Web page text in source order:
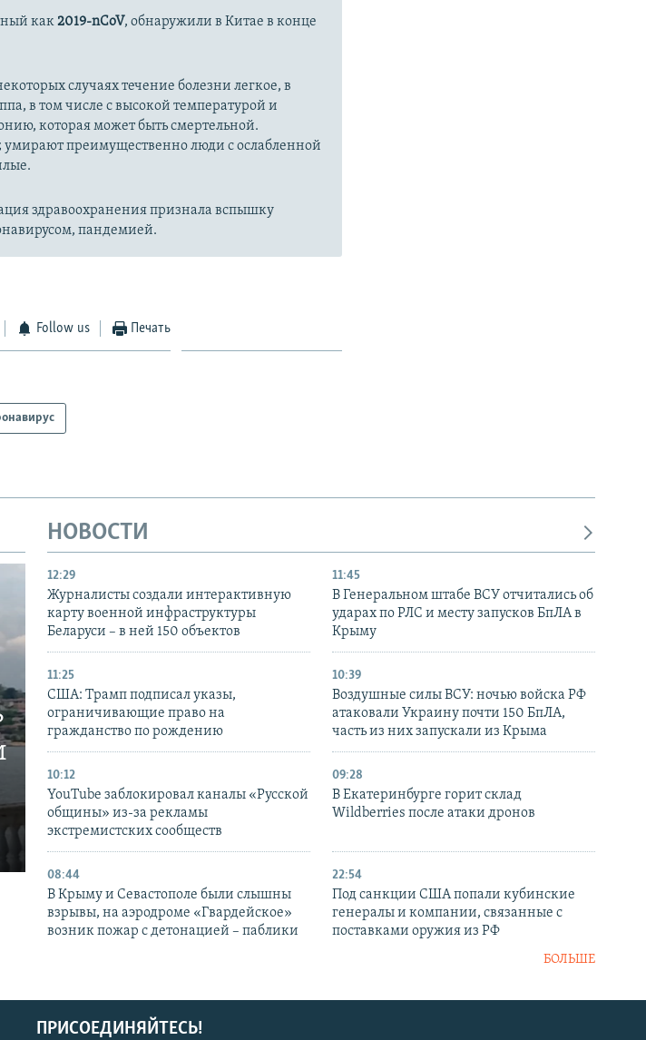
как2019-nCoV, обнаружили в Китае в конце
случаях течение болезни легкое, в
в том числе с высокой температурой и
которая может быть смертельной.
умирают преимущественно люди с ослабленной
здравоохранения признала вспышку
пандемией.
Follow us Печать
НОВОСТИ
12:29
Журналисты создали интерактивную
карту военной инфраструктуры
Беларуси – в ней 150 объектов
11:45
В Генеральном штабе ВСУ отчитались об
ударах по РЛС и месту запусков БпЛА в
Крыму
11:25
США: Трамп подписал указы,
ограничивающие право на
гражданство по рождению
10:39
Воздушные силы ВСУ: ночью войска РФ
атаковали Украину почти 150 БпЛА,
часть из них запускали из Крыма
10:12
YouTube заблокировал каналы «Русской
общины» из-за рекламы
экстремистских сообществ
09:28
В Екатеринбурге горит склад
Wildberries после атаки дронов
08:44
В Крыму и Севастополе были слышны
взрывы, на аэродроме «Гвардейское»
возник пожар с детонацией – паблики
22:54
Под санкции США попали кубинские
генералы и компании, связанные с
поставками оружия из РФ
БОЛЬШЕ
ПРИСОЕДИНЯЙТЕСЬ!